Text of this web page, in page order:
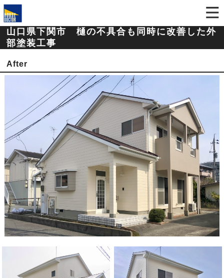
山口県下関市 樋の不具合も同時に改善した外
部塗装工事
After